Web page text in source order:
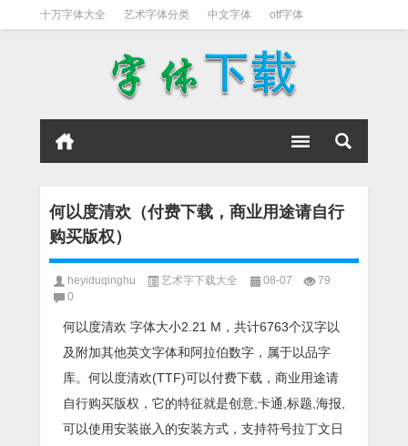
十万字体大全 艺术字体分类 中文字体 otf字体
何以度清欢（付费下载，商业用途请自行
购买版权）
heyiduqinghu 艺术字下载大全 08-07
79
0
何以度清欢 字体大小2.21 M，共计6763个汉字以
及附加其他英文字体和阿拉伯数字，属于以品字
库。何以度清欢(TTF)可以付费下载，商业用途请
自行购买版权，它的特征就是创意,卡通,标题,海报,
可以使用安装嵌入的安装方式，支持符号拉丁文日